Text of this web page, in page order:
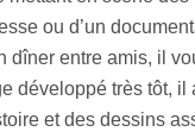
ou d’un
dîner entre amis, il
développé très tôt,
et des dessins